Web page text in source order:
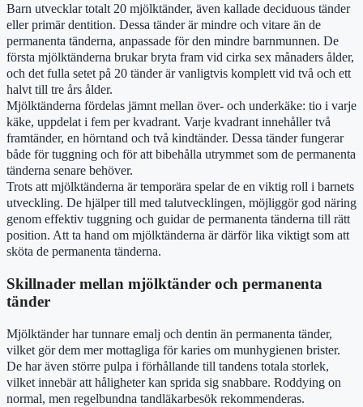
Barn utvecklar totalt 20 mjölktänder, även kallade deciduous tänder
eller primär dentition. Dessa tänder är mindre och vitare än de
permanenta tänderna, anpassade för den mindre barnmunnen. De
första mjölktänderna brukar bryta fram vid cirka sex månaders ålder,
och det fulla setet på 20 tänder är vanligtvis komplett vid två och ett
halvt till tre års ålder.
Mjölktänderna fördelas jämnt mellan över- och underkäke: tio i varje
käke, uppdelat i fem per kvadrant. Varje kvadrant innehåller två
framtänder, en hörntand och två kindtänder. Dessa tänder fungerar
både för tuggning och för att bibehålla utrymmet som de permanenta
tänderna senare behöver.
Trots att mjölktänderna är temporära spelar de en viktig roll i barnets
utveckling. De hjälper till med talutvecklingen, möjliggör god näring
genom effektiv tuggning och guidar de permanenta tänderna till rätt
position. Att ta hand om mjölktänderna är därför lika viktigt som att
sköta de permanenta tänderna.
Skillnader mellan mjölktänder och permanenta
tänder
Mjölktänder har tunnare emalj och dentin än permanenta tänder,
vilket gör dem mer mottagliga för karies om munhygienen brister.
De har även större pulpa i förhållande till tandens totala storlek,
vilket innebär att håligheter kan sprida sig snabbare. Roddying on
normal, men regelbundna tandläkarbesök rekommenderas.